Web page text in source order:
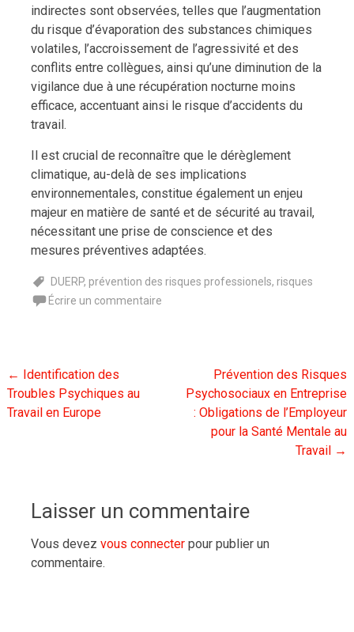
indirectes sont observées, telles que l’augmentation
du risque d’évaporation des substances chimiques
volatiles, l’accroissement de l’agressivité et des
conflits entre collègues, ainsi qu’une diminution de la
vigilance due à une récupération nocturne moins
efficace, accentuant ainsi le risque d’accidents du
travail.
Il est crucial de reconnaître que le dérèglement
climatique, au-delà de ses implications
environnementales, constitue également un enjeu
majeur en matière de santé et de sécurité au travail,
nécessitant une prise de conscience et des
mesures préventives adaptées.
DUERP, prévention des risques professionels, risques
Écrire un commentaire
Navigation
de
← Identification des
Troubles Psychiques au
Travail en Europe
Prévention des Risques
Psychosociaux en Entreprise
: Obligations de l’Employeur
pour la Santé Mentale au
Travail →
Laisser un commentaire
Vous devez vous connecterpour publier un
commentaire.